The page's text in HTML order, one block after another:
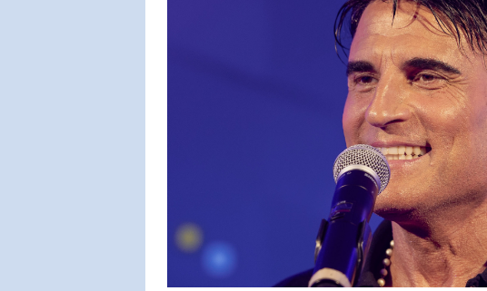
SUBASIO COLLECTION
ANTONELLO VENDITTI
Ogni Volta
SUBASIO PER UN'ORA D'AMORE
Subasio Per Un'Ora
D'Amore
Ogni canzone,
un'emozione